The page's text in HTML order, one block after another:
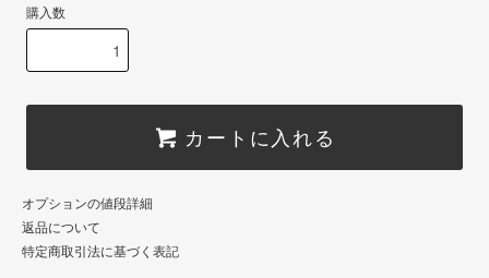
購入数
カートに入れる
オプションの値段詳細
返品について
特定商取引法に基づく表記